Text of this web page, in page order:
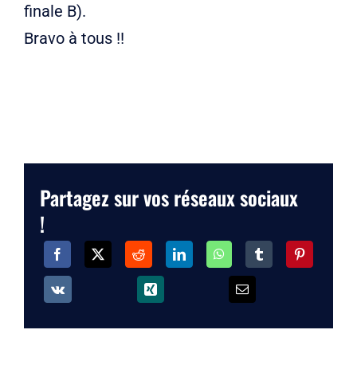
finale B).
Bravo à tous !!
Partagez sur vos réseaux sociaux
!